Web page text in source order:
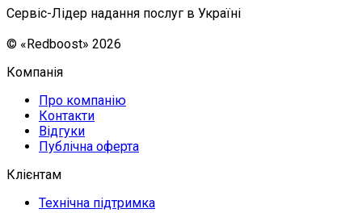
Сервіс-Лідер надання послуг в Україні
© «Redboost» 2026
Компанія
Про компанію
Контакти
Відгуки
Публічна оферта
Клієнтам
Технічна підтримка